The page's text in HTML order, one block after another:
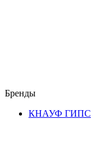
Бренды
КНАУФ ГИПС